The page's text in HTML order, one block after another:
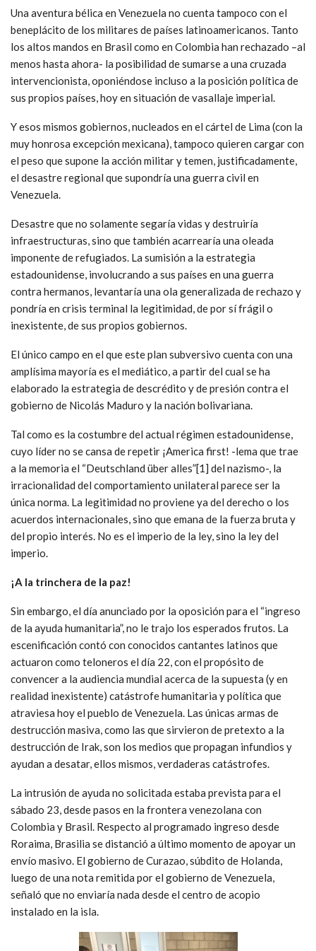
Una aventura bélica en Venezuela no cuenta tampoco con el
beneplácito de los militares de países latinoamericanos. Tanto
los altos mandos en Brasil como en Colombia han rechazado –al
menos hasta ahora- la posibilidad de sumarse a una cruzada
intervencionista, oponiéndose incluso a la posición política de
sus propios países, hoy en situación de vasallaje imperial.
Y esos mismos gobiernos, nucleados en el cártel de Lima (con la
muy honrosa excepción mexicana), tampoco quieren cargar con
el peso que supone la acción militar y temen, justificadamente,
el desastre regional que supondría una guerra civil en
Venezuela.
Desastre que no solamente segaría vidas y destruiría
infraestructuras, sino que también acarrearía una oleada
imponente de refugiados. La sumisión a la estrategia
estadounidense, involucrando a sus países en una guerra
contra hermanos, levantaría una ola generalizada de rechazo y
pondría en crisis terminal la legitimidad, de por sí frágil o
inexistente, de sus propios gobiernos.
El único campo en el que este plan subversivo cuenta con una
amplísima mayoría es el mediático, a partir del cual se ha
elaborado la estrategia de descrédito y de presión contra el
gobierno de Nicolás Maduro y la nación bolivariana.
Tal como es la costumbre del actual régimen estadounidense,
cuyo líder no se cansa de repetir ¡America first! -lema que trae
a la memoria el “Deutschland über alles”[1] del nazismo-, la
irracionalidad del comportamiento unilateral parece ser la
única norma. La legitimidad no proviene ya del derecho o los
acuerdos internacionales, sino que emana de la fuerza bruta y
del propio interés. No es el imperio de la ley, sino la ley del
imperio.
¡A la trinchera de la paz!
Sin embargo, el día anunciado por la oposición para el “ingreso
de la ayuda humanitaria”, no le trajo los esperados frutos. La
escenificación contó con conocidos cantantes latinos que
actuaron como teloneros el día 22, con el propósito de
convencer a la audiencia mundial acerca de la supuesta (y en
realidad inexistente) catástrofe humanitaria y política que
atraviesa hoy el pueblo de Venezuela. Las únicas armas de
destrucción masiva, como las que sirvieron de pretexto a la
destrucción de Irak, son los medios que propagan infundios y
ayudan a desatar, ellos mismos, verdaderas catástrofes.
La intrusión de ayuda no solicitada estaba prevista para el
sábado 23, desde pasos en la frontera venezolana con
Colombia y Brasil. Respecto al programado ingreso desde
Roraima, Brasilia se distanció a último momento de apoyar un
envío masivo. El gobierno de Curazao, súbdito de Holanda,
luego de una nota remitida por el gobierno de Venezuela,
señaló que no enviaría nada desde el centro de acopio
instalado en la isla.